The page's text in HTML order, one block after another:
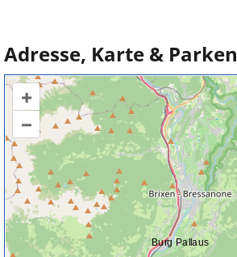
Adresse, Karte & Parken